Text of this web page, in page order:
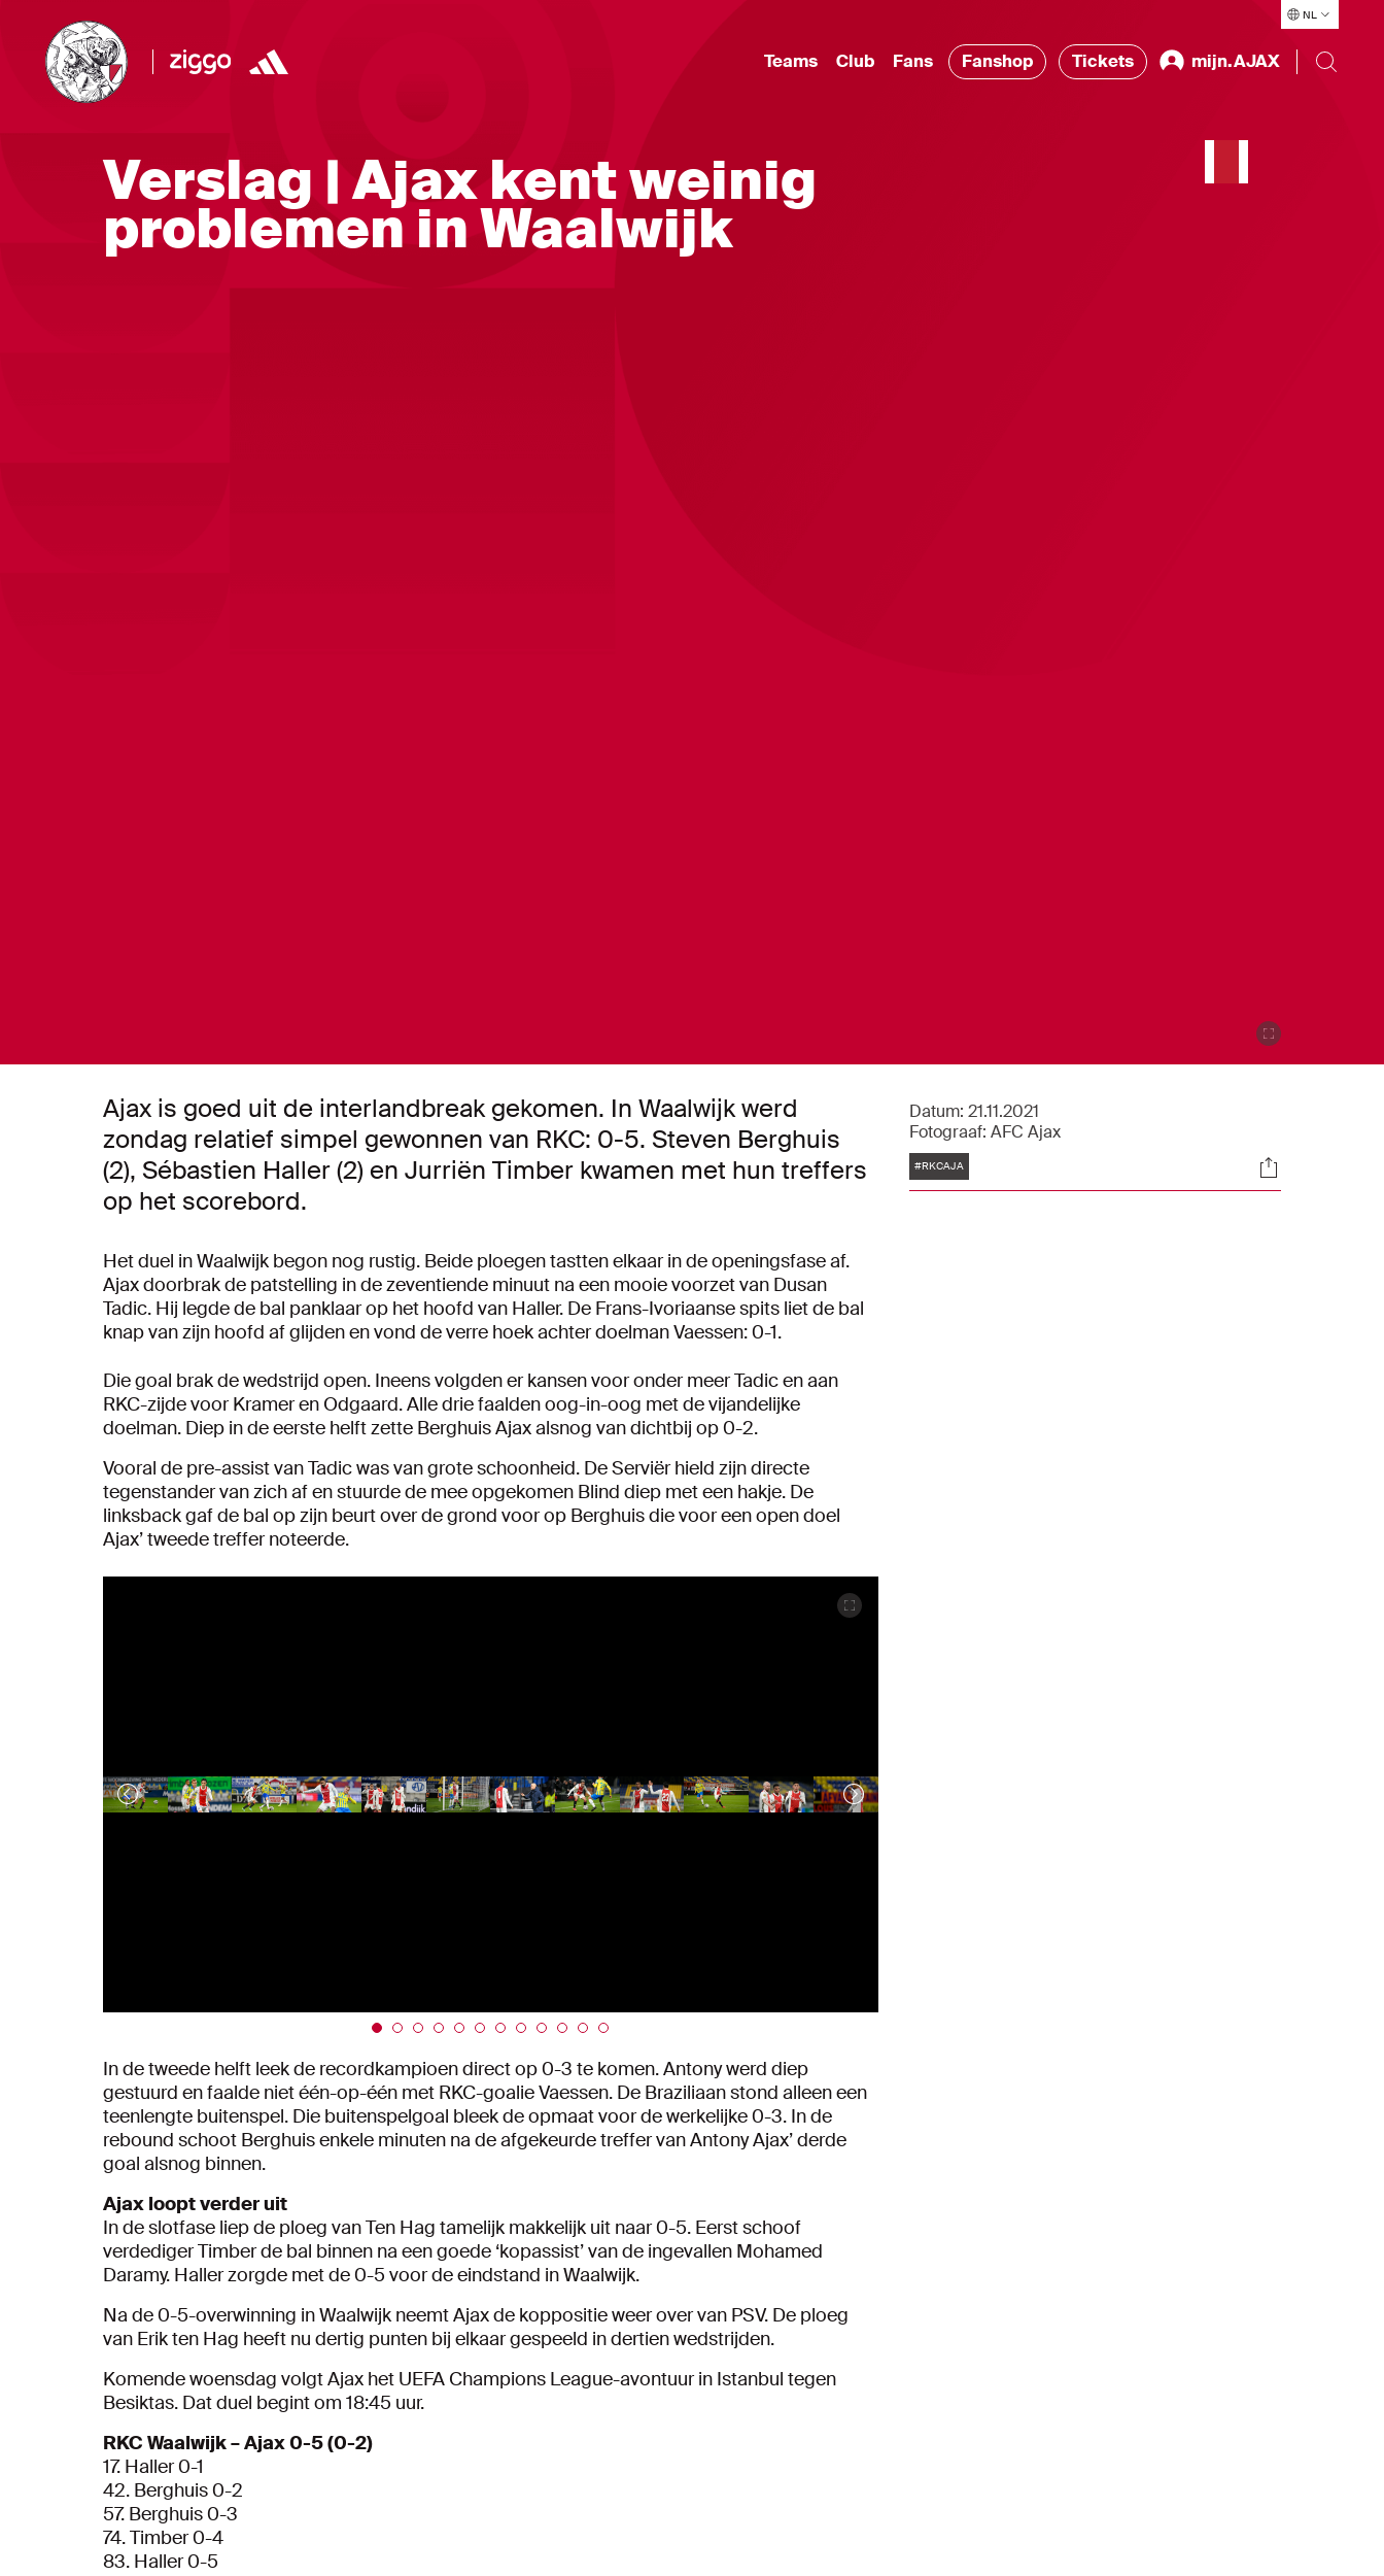
NL
Teams Club Fans Fanshop Tickets mijn.AJAX
Verslag | Ajax kent weinig
problemen in Waalwijk
Ajax is goed uit de interlandbreak gekomen. In Waalwijk werd
zondag relatief simpel gewonnen van RKC: 0-5. Steven Berghuis
(2), Sébastien Haller (2) en Jurriën Timber kwamen met hun treffers
op het scorebord.
Datum: 21.11.2021
Fotograaf: AFC Ajax
Tags
#RKCAJA Socials
Het duel in Waalwijk begon nog rustig. Beide ploegen tastten elkaar in de openingsfase af.
Ajax doorbrak de patstelling in de zeventiende minuut na een mooie voorzet van Dusan
Tadic. Hij legde de bal panklaar op het hoofd van Haller. De Frans-Ivoriaanse spits liet de bal
knap van zijn hoofd af glijden en vond de verre hoek achter doelman Vaessen: 0-1.
Die goal brak de wedstrijd open. Ineens volgden er kansen voor onder meer Tadic en aan
RKC-zijde voor Kramer en Odgaard. Alle drie faalden oog-in-oog met de vijandelijke
doelman. Diep in de eerste helft zette Berghuis Ajax alsnog van dichtbij op 0-2.
Vooral de pre-assist van Tadic was van grote schoonheid. De Serviër hield zijn directe
tegenstander van zich af en stuurde de mee opgekomen Blind diep met een hakje. De
linksback gaf de bal op zijn beurt over de grond voor op Berghuis die voor een open doel
Ajax’ tweede treffer noteerde.
In de tweede helft leek de recordkampioen direct op 0-3 te komen. Antony werd diep
gestuurd en faalde niet één-op-één met RKC-goalie Vaessen. De Braziliaan stond alleen een
teenlengte buitenspel. Die buitenspelgoal bleek de opmaat voor de werkelijke 0-3. In de
rebound schoot Berghuis enkele minuten na de afgekeurde treffer van Antony Ajax’ derde
goal alsnog binnen.
Ajax loopt verder uit
In de slotfase liep de ploeg van Ten Hag tamelijk makkelijk uit naar 0-5. Eerst schoof
verdediger Timber de bal binnen na een goede ‘kopassist’ van de ingevallen Mohamed
Daramy. Haller zorgde met de 0-5 voor de eindstand in Waalwijk.
Na de 0-5-overwinning in Waalwijk neemt Ajax de koppositie weer over van PSV. De ploeg
van Erik ten Hag heeft nu dertig punten bij elkaar gespeeld in dertien wedstrijden.
Komende woensdag volgt Ajax het UEFA Champions League-avontuur in Istanbul tegen
Besiktas. Dat duel begint om 18:45 uur.
RKC Waalwijk – Ajax 0-5 (0-2)
17. Haller 0-1
42. Berghuis 0-2
57. Berghuis 0-3
74. Timber 0-4
83. Haller 0-5